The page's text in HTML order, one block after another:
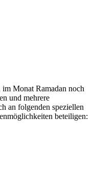
Monat Ramadan noch
und mehrere
an folgenden speziellen
beteiligen: